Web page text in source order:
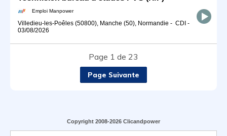
Emploi Manpower
Villedieu-les-Poêles (50800), Manche (50), Normandie - CDI -
03/08/2026
Page 1 de 23
Page Suivante
Copyright 2008-2026 Clicandpower